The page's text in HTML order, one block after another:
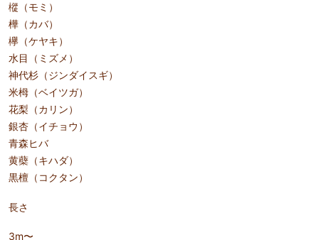
樅（モミ）
樺（カバ）
欅（ケヤキ）
水目（ミズメ）
神代杉（ジンダイスギ）
米栂（ベイツガ）
花梨（カリン）
銀杏（イチョウ）
青森ヒバ
黄蘗（キハダ）
黒檀（コクタン）
長さ
3m〜